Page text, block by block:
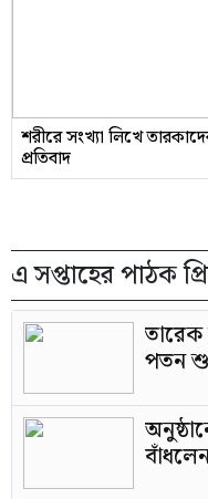
শরীরে সংখ্যা লিখে
প্রতিবাদ
এ সপ্তাহের পাঠক
তারেক
পতন